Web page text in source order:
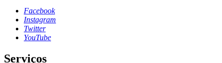
Facebook
Instagram
Twitter
YouTube
Serviços